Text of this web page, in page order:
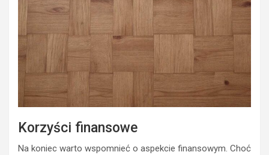
Korzyści finansowe
Na koniec warto wspomnieć o aspekcie finansowym. Choć